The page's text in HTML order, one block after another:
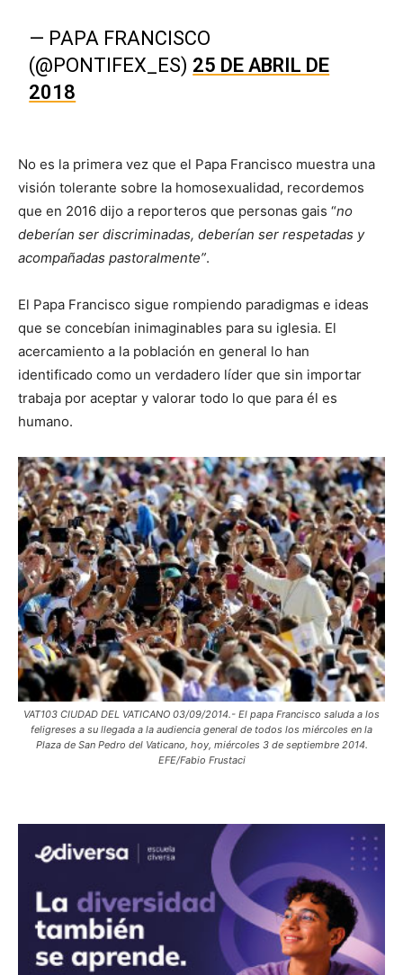
— PAPA FRANCISCO
(@PONTIFEX_ES) 25 DE ABRIL DE
2018
No es la primera vez que el Papa Francisco muestra una
visión tolerante sobre la homosexualidad, recordemos
que en 2016 dijo a reporteros que personas gais “no
deberían ser discriminadas, deberían ser respetadas y
acompañadas pastoralmente”.
El Papa Francisco sigue rompiendo paradigmas e ideas
que se concebían inimaginables para su iglesia. El
acercamiento a la población en general lo han
identificado como un verdadero líder que sin importar
trabaja por aceptar y valorar todo lo que para él es
humano.
VAT103 CIUDAD DEL VATICANO 03/09/2014.- El papa Francisco saluda a los
feligreses a su llegada a la audiencia general de todos los miércoles en la
Plaza de San Pedro del Vaticano, hoy, miércoles 3 de septiembre 2014.
EFE/Fabio Frustaci